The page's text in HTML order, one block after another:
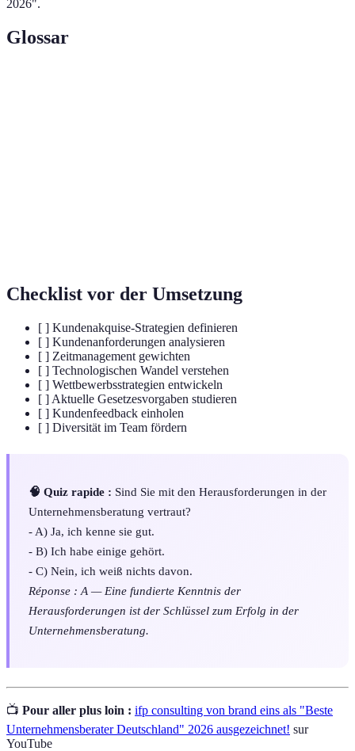
2026".
Glossar
Checklist vor der Umsetzung
[ ] Kundenakquise-Strategien definieren
[ ] Kundenanforderungen analysieren
[ ] Zeitmanagement gewichten
[ ] Technologischen Wandel verstehen
[ ] Wettbewerbsstrategien entwickeln
[ ] Aktuelle Gesetzesvorgaben studieren
[ ] Kundenfeedback einholen
[ ] Diversität im Team fördern
🧠 Quiz rapide : Sind Sie mit den Herausforderungen in der
Unternehmensberatung vertraut?
- A) Ja, ich kenne sie gut.
- B) Ich habe einige gehört.
- C) Nein, ich weiß nichts davon.
Réponse : A — Eine fundierte Kenntnis der
Herausforderungen ist der Schlüssel zum Erfolg in der
Unternehmensberatung.
📺 Pour aller plus loin : ifp consulting von brand eins als "Beste
Unternehmensberater Deutschland" 2026 ausgezeichnet! sur
YouTube